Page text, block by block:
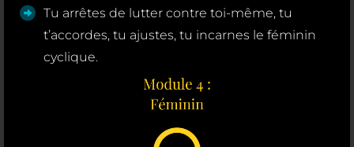
Tu arrêtes de lutter contre toi-même, tu
t’accordes, tu ajustes, tu incarnes le féminin
cyclique.